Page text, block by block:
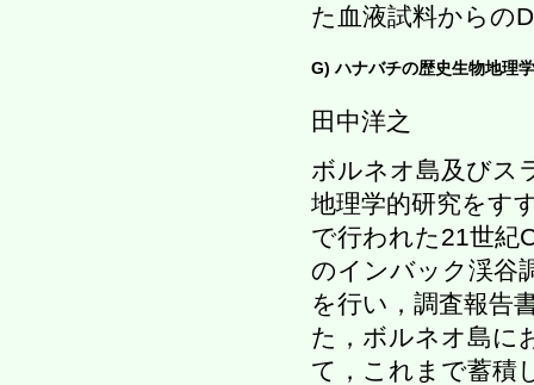
た血液試料からの
G) ハナバチの歴史生物地理
田中洋之
ボルネオ島及びス
地理学的研究をす
で行われた21世紀
のインバック渓谷
を行い，調査報告
た，ボルネオ島に
て，これまで蓄積